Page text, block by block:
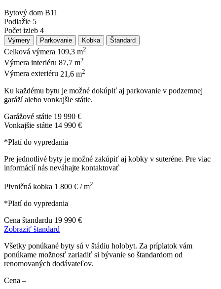
Bytový dom B11
Podlažie 5
Počet izieb 4
Výmery Parkovanie Kobka Štandard
Celková výmera 109,3 m2
Výmera interiéru 87,7 m2
Výmera exteriéru 21,6 m2
Ku každému bytu je možné dokúpiť aj parkovanie v podzemnej
garáží alebo vonkajšie státie.
Garážové státie 19 990 €
Vonkajšie státie 14 990 €
*Platí do vypredania
Pre jednotlivé byty je možné zakúpiť aj kobky v suteréne. Pre viac
informácií nás neváhajte kontaktovať
Pivničná kobka 1 800 € / m2
*Platí do vypredania
Cena štandardu 19 990 €
Zobraziť štandard
Všetky ponúkané byty sú v štádiu holobyt. Za príplatok vám
ponúkame možnosť zariadiť si bývanie so štandardom od
renomovaných dodávateľov.
Cena –